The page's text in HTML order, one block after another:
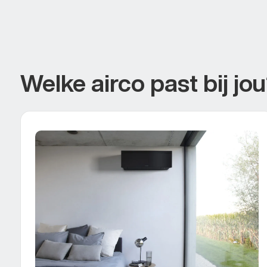
Welke airco past bij